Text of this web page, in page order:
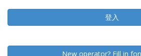
登入
New operator? Fill in